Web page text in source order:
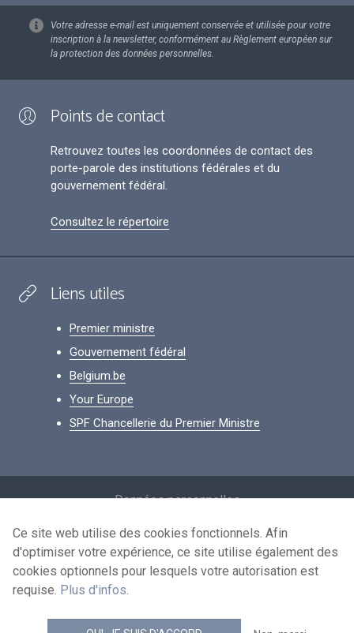
Votre adresse e-mail est uniquement conservée et utilisée pour votre
inscription à la newsletter, conformément au Règlement européen sur
la protection des données personnelles.
Points de contact
Retrouvez toutes les coordonnées de contact des
porte-parole des institutions fédérales et du
gouvernement fédéral.
Consultez le répertoire
Liens utiles
Premier ministre
Gouvernement fédéral
Belgium.be
Your Europe
SPF Chancellerie du Premier Ministre
Données personnelles
Conditions de réutilisation
Contactez-nous
news.belgium flux RSS
Ce site web utilise des cookies fonctionnels. Afin
d'optimiser votre expérience, ce site utilise également des
cookies optionnels pour lesquels votre autorisation est
requise. Plus d'infos.